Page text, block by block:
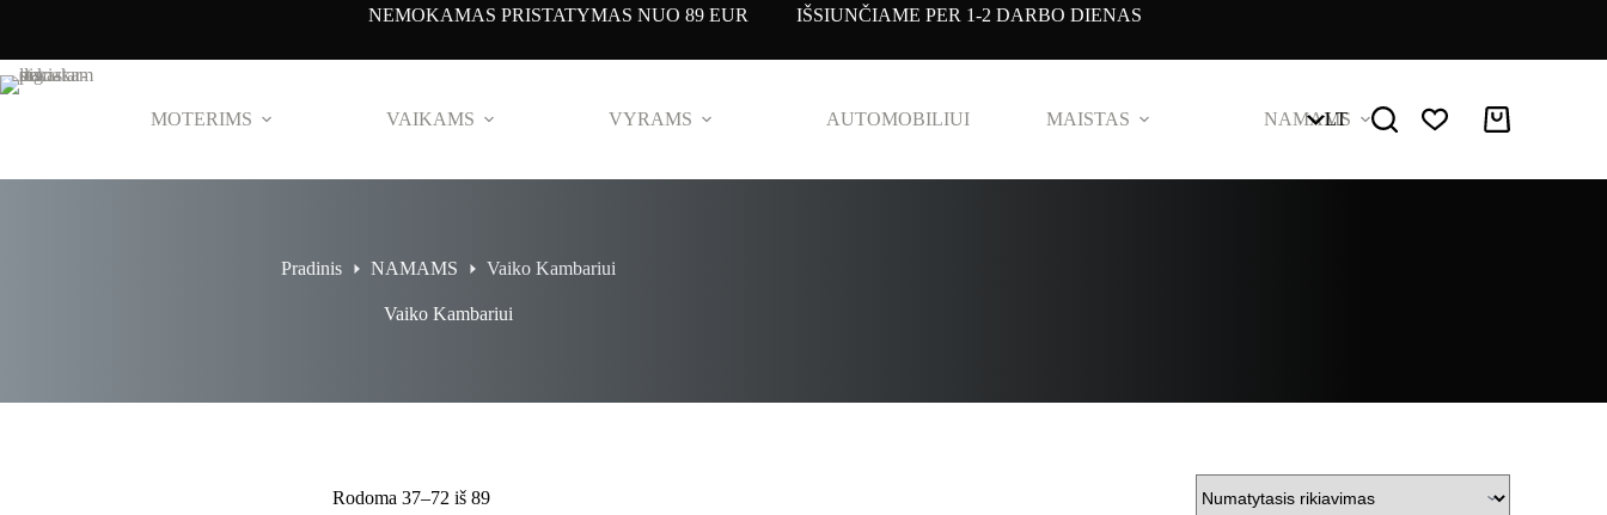
NEMOKAMAS PRISTATYMAS NUO 89 EUR IŠSIUNČIAME PER 1-2 DARBO DIENAS
MOTERIMS VAIKAMS VYRAMS AUTOMOBILIUI MAISTAS NAMAMS
LT
Pirkinių
Pradinis NAMAMS Vaiko Kambariui
Vaiko Kambariui
Rodoma 37–72 iš 89